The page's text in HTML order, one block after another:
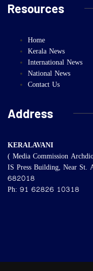
Resources
Home
Kerala News
International News
National News
Contact Us
Address
KERALAVANI
( Media Commission
IS Press Building, Near St.
682018
Ph: 91 62826 10318